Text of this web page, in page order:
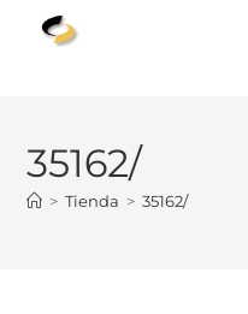
35162/
> Tienda > 35162/